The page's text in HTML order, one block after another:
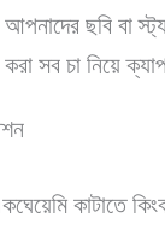
আপনাদের ছবি বা
করা সব চা নিয়ে
কাটাতে